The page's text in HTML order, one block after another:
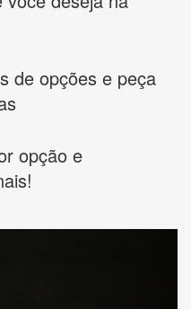
de opções e peça
opção e